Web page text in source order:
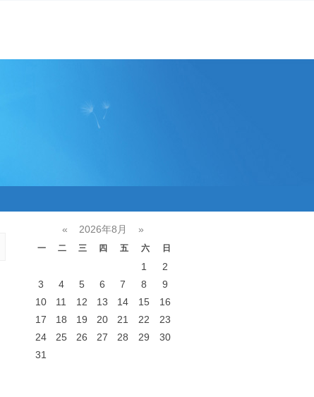
« 2026年8月 »
一 二 三 四 五 六 日
1
2
3
4 5 6 7 8
9
10
11 12 13 14 15
16
17
18 19 20 21 22
23
24
25 26 27 28 29
30
31